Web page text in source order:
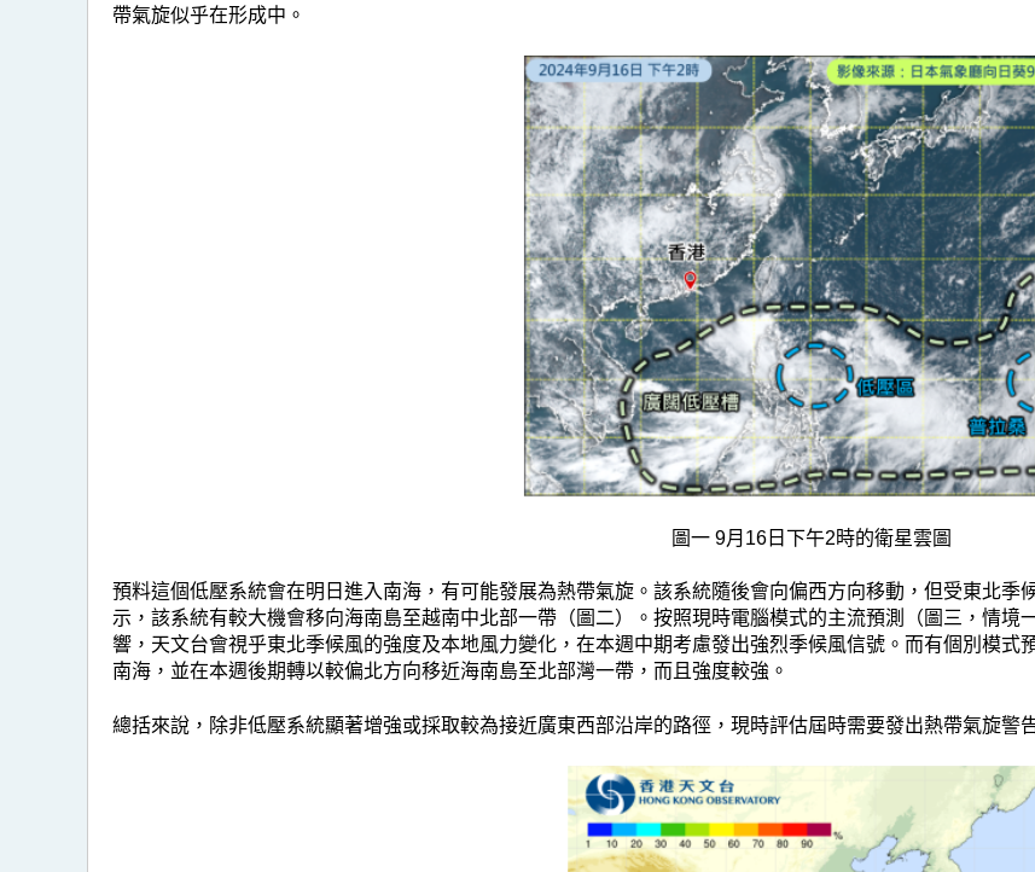
帶氣旋似乎在形成中。
圖一 9月16日下午2時的衛星雲圖
預料這個低壓系統會在明日進入南海，有可能發展為熱帶氣旋。該系統隨後會向偏西方向移動，但受東北季
示，該系統有較大機會移向海南島至越南中北部一帶（圖二）。按照現時電腦模式的主流預測（圖三，情
響，天文台會視乎東北季候風的強度及本地風力變化，在本週中期考慮發出強烈季候風信號。而有個別模
南海，並在本週後期轉以較偏北方向移近海南島至北部灣一帶，而且強度較強。
總括來說，除非低壓系統顯著增強或採取較為接近廣東西部沿岸的路徑，現時評估屆時需要發出熱帶氣旋警